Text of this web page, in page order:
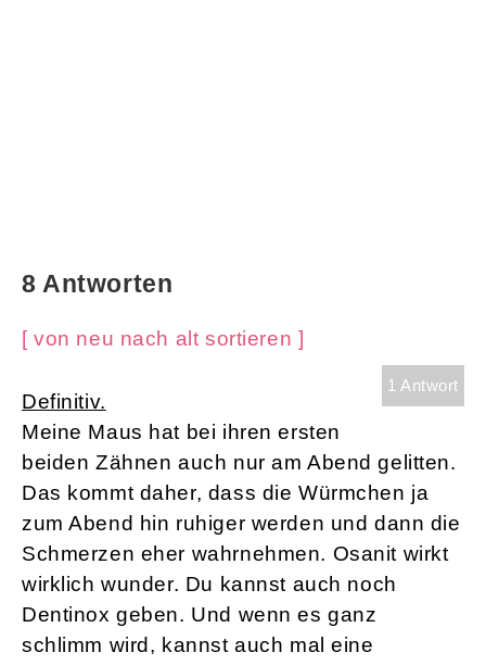
8 Antworten
[ von neu nach alt sortieren ]
1 Antwort
Definitiv.
Meine Maus hat bei ihren ersten
beiden Zähnen auch nur am Abend gelitten.
Das kommt daher, dass die Würmchen ja
zum Abend hin ruhiger werden und dann die
Schmerzen eher wahrnehmen. Osanit wirkt
wirklich wunder. Du kannst auch noch
Dentinox geben. Und wenn es ganz
schlimm wird, kannst auch mal eine